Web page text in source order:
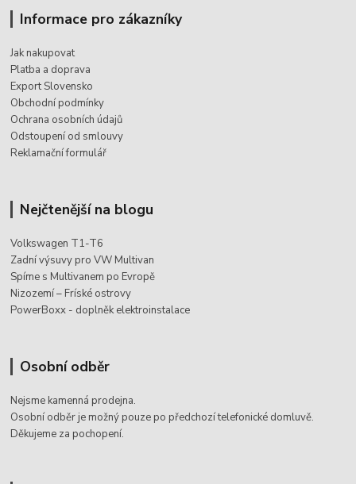
Informace pro zákazníky
Jak nakupovat
Platba a doprava
Export Slovensko
Obchodní podmínky
Ochrana osobních údajů
Odstoupení od smlouvy
Reklamační formulář
Nejčtenější na blogu
Volkswagen T1-T6
Zadní výsuvy pro VW Multivan
Spíme s Multivanem po Evropě
Nizozemí – Fríské ostrovy
PowerBoxx - doplněk elektroinstalace
Osobní odběr
Nejsme kamenná prodejna.
Osobní odběr je možný pouze po předchozí telefonické domluvě.
Děkujeme za pochopení.